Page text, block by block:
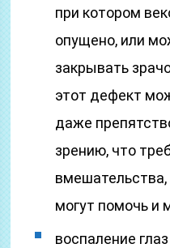
при котором
опущено, или
закрывать
этот дефект
даже
зрению, что
вмешательства,
могут помочь и
воспаление